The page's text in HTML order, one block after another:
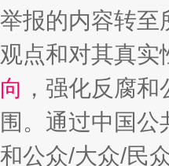
报的内容转
点和对其真实
，强化反腐
。通过中国
公众/大众/民